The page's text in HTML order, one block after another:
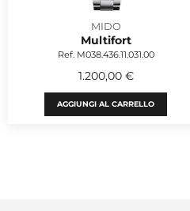
MIDO
Multifort
Ref. M038.436.11.031.00
1.200,00 €
AGGIUNGI AL CARRELLO